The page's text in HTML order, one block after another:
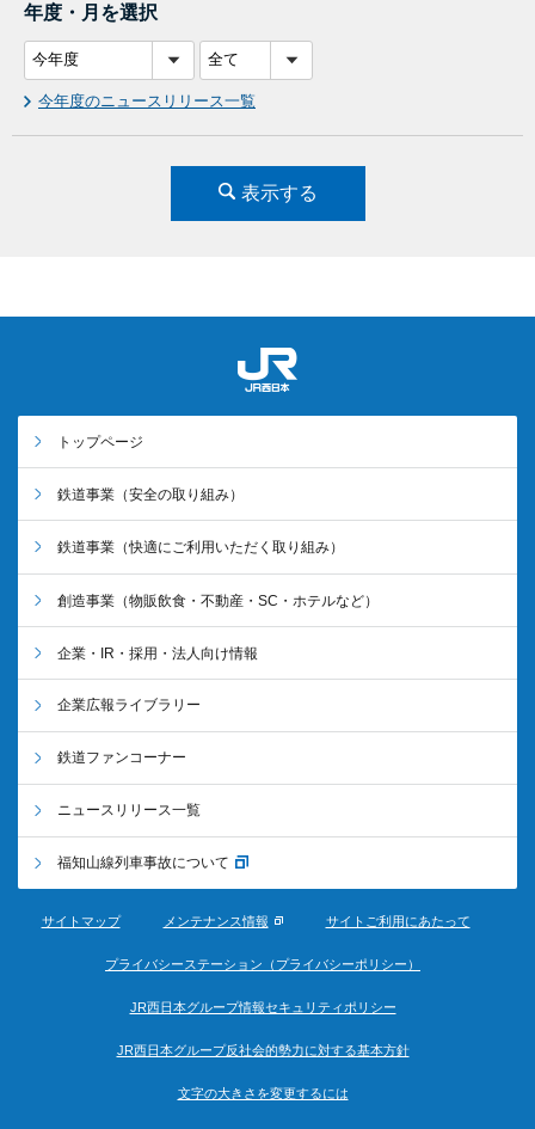
年度・月を選択
今年度のニュースリリース一覧
表示する
トップページ
鉄道事業 （安全の取り組み）
鉄道事業 （快適にご利用いただく取り組み）
創造事業 （物販飲食・不動産・SC・ホテルなど）
企業・IR・採用・法人向け情報
企業広報ライブラリー
鉄道ファンコーナー
ニュースリリース一覧
福知山線列車事故について
サイトマップ メンテナンス情報 サイトご利用にあたって
プライバシーステーション（プライバシーポリシー）
JR西日本グループ情報セキュリティポリシー
JR西日本グループ反社会的勢力に対する基本方針
文字の大きさを変更するには